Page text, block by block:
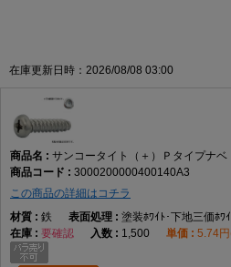
在庫更新日時：2026/08/08 03:00
サンコータイト（＋）Ｐタイプナベ
3000200000400140A3
この商品の詳細はコチラ
鉄
塗装ﾎﾜｲﾄ･下地三価ﾎﾜｲ
要確認
1,500 5.74